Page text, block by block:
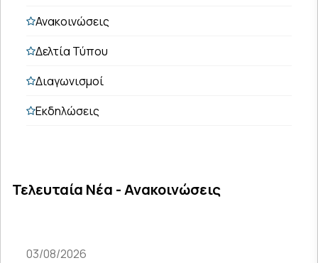
Ανακοινώσεις
Δελτία Τύπου
Διαγωνισμοί
Εκδηλώσεις
Τελευταία Νέα - Ανακοινώσεις
03/08/2026